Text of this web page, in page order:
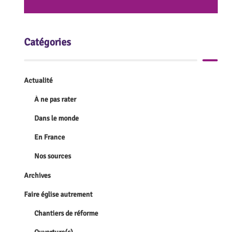
Catégories
Actualité
À ne pas rater
Dans le monde
En France
Nos sources
Archives
Faire église autrement
Chantiers de réforme